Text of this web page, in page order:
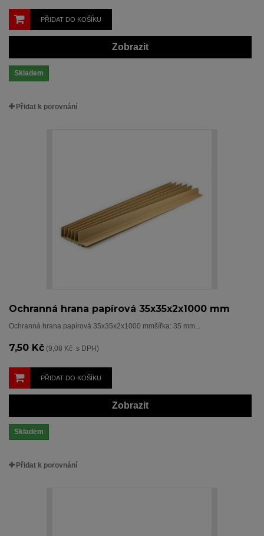
PŘIDAT DO KOŠÍKU
Zobrazit
Skladem
Přidat k porovnání
Ochranná hrana papírová 35x35x2x1000 mm
Ochranná hrana papírová 35x35x2x1000 mmšířka: 35 mm...
7,50 Kč (9,08 Kč s DPH)
PŘIDAT DO KOŠÍKU
Zobrazit
Skladem
Přidat k porovnání